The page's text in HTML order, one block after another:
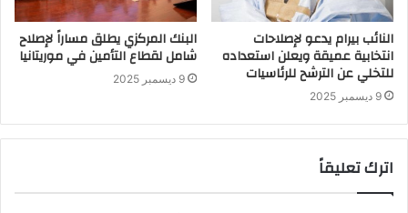
النائب بيرام يدعو لإصلاحات
انتخابية عميقة ويعلن استعداده
للتخلي عن الترشح للرئاسيات
9 ديسمبر 2025
البنك المركزي يطلق مساراً لإصلاح
شامل لقطاع التأمين في موريتانيا
9 ديسمبر 2025
اترك تعليقاً